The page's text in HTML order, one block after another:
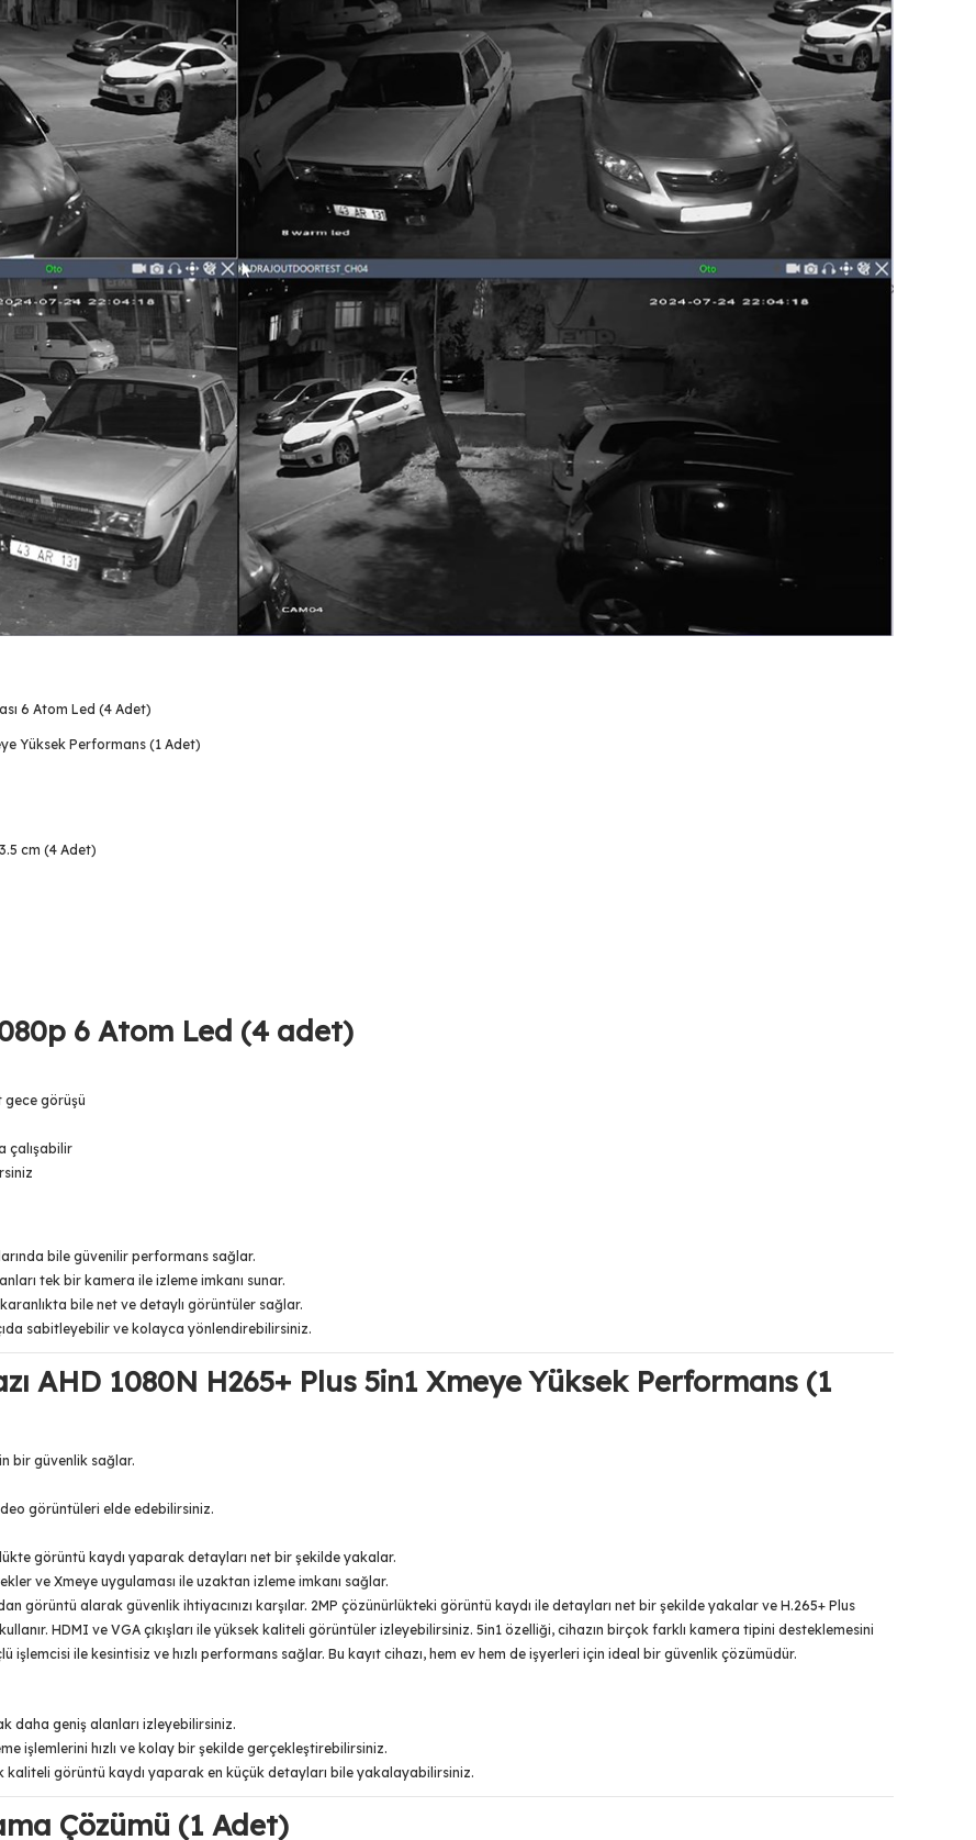
6 Atom Led (4 Adet)
Yüksek Performans (1 Adet)
cm (4 Adet)
6 Atom Led (4 adet)
gece görüşü
çalışabilir
bile güvenilir performans sağlar.
tek bir kamera ile izleme imkanı sunar.
bile net ve detaylı görüntüler sağlar.
sabitleyebilir ve kolayca yönlendirebilirsiniz.
AHD 1080N H265+ Plus 5in1 Xmeye Yüksek Performans (1
bir güvenlik sağlar.
görüntüleri elde edebilirsiniz.
görüntü kaydı yaparak detayları net bir şekilde yakalar.
ve Xmeye uygulaması ile uzaktan izleme imkanı sağlar.
görüntü alarak güvenlik ihtiyacınızı karşılar. 2MP çözünürlükteki görüntü kaydı ile detayları net bir şekilde yakalar ve H.265+ Plus
HDMI ve VGA çıkışları ile yüksek kaliteli görüntüler izleyebilirsiniz. 5in1 özelliği, cihazın birçok farklı kamera tipini desteklemesini
işlemcisi ile kesintisiz ve hızlı performans sağlar. Bu kayıt cihazı, hem ev hem de işyerleri için ideal bir güvenlik çözümüdür.
daha geniş alanları izleyebilirsiniz.
işlemlerini hızlı ve kolay bir şekilde gerçekleştirebilirsiniz.
kaliteli görüntü kaydı yaparak en küçük detayları bile yakalayabilirsiniz.
Çözümü (1 Adet)